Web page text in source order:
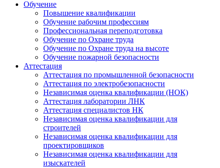
Обучение
Повышение квалификации
Обучение рабочим профессиям
Профессиональная переподготовка
Обучение по Охране труда
Обучение по Охране труда на высоте
Обучение пожарной безопасности
Аттестация
Аттестация по промышленной безопасности
Аттестация по электробезопасности
Независимая оценка квалификации (НОК)
Аттестация лаборатории ЛНК
Аттестация специалистов НК
Независимая оценка квалификации для
строителей
Независимая оценка квалификации для
проектировщиков
Независимая оценка квалификации для
изыскателей